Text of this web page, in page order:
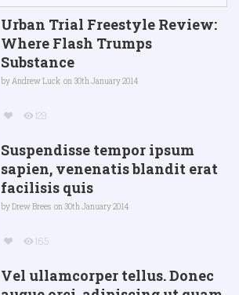
Urban Trial Freestyle Review:
Where Flash Trumps
Substance
byAndrew Luck on 30th January 2014
129
Suspendisse tempor ipsum
sapien, venenatis blandit erat
facilisis quis
byDrew Brees on 30th January 2014
165
Vel ullamcorper tellus. Donec